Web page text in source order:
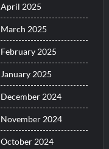
April 2025
March 2025
February 2025
January 2025
December 2024
November 2024
October 2024